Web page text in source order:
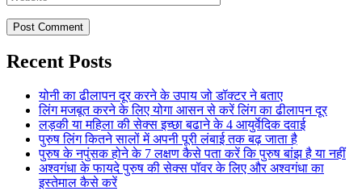
Recent Posts
योनी का ढीलापन दूर करने के उपाय जो डॉक्टर ने बताए
लिंग मजबूत करने के लिए योगा आसन से करें लिंग का ढीलापन दूर
लड़की या महिला की सेक्स इच्छा बढाने के 4 आयुर्वेदिक दवाई
पुरुष लिंग कितने सालों में अपनी पूरी लंबाई तक बढ़ जाता है
पुरुष के नपुंसक होने के 7 लक्षण कैसे पता करें कि पुरुष बांझ है या नहीं
अश्वगंधा के फायदे पुरुष की सेक्स पॉवर के लिए और अश्वगंधा का
इस्तेमाल कैसे करें